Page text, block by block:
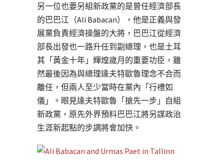
另一位也要另組新政黨的是曾任經濟部長
的巴巴江（Ali Babacan），他是正義與發
展黨負責經濟操盤的大將，巴巴江從經濟
部長出發也一路升任到副總理，也是土耳
其「黃金十年」輝煌歲月的重要功臣，雖
然最後因為與總理達夫特歐魯理念不合而
離任，但兩人至少當時在黨內「行禮如
儀」。眼見達夫特歐魯「搶先一步」自組
新政黨，原先外界預料巴巴江將另謀政治
生涯新起點的步調將會加快。